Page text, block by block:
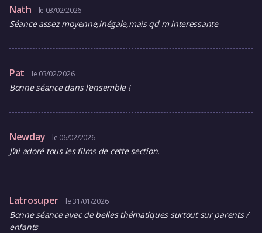
Nath le 03/02/2026
Séance assez moyenne,inégale,mais qd m interessante
Pat le 03/02/2026
Bonne séance dans l’ensemble !
Newday le 06/02/2026
J'ai adoré tous les films de cette section.
Latrosuper le 31/01/2026
Bonne séance avec de belles thématiques surtout sur parents /
enfants